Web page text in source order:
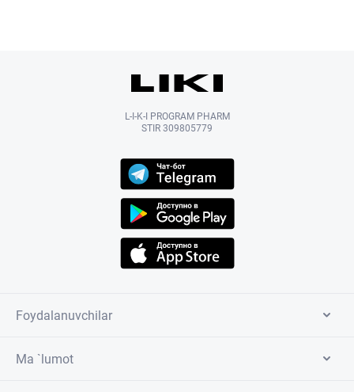
L-I-K-I PROGRAM PHARM
STIR 309805779
Foydalanuvchilar
Ma `lumot